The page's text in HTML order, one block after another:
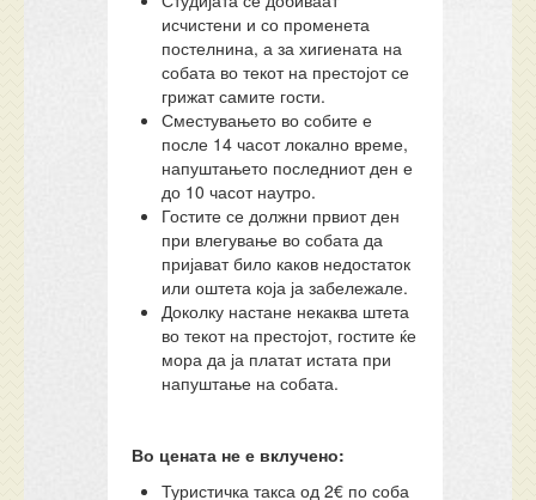
исчистени и со променета
постелнина, а за хигиената на
собата во текот на престојот се
грижат самите гости.
Сместувањето во собите е
после 14 часот локално време,
напуштањето последниот ден е
до 10 часот наутро.
Гостите се должни првиот ден
при влегување во собата да
пријават било каков недостаток
или оштета која ја забележале.
Доколку настане некаква штета
во текот на престојот, гостите ќе
мора да ја платат истата при
напуштање на собата.
Во цената не е вклучено:
Туристичка такса од 2€ по соба